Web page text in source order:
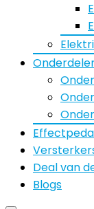
Deal van
Blogs